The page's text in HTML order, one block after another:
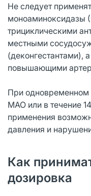
Не следует
моноаминоксидазы
трициклическими
местными
(деконгестантами),
повышающими
При одновременном
МАО или в течение
применения
давления и
Как
дозировка